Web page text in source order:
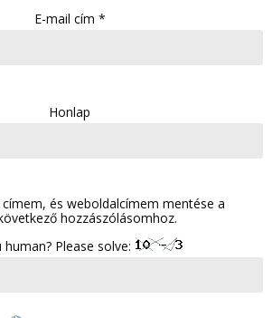
E-mail cím *
Honlap
és weboldalcímem mentése a
hozzászólásomhoz.
human? Please solve: